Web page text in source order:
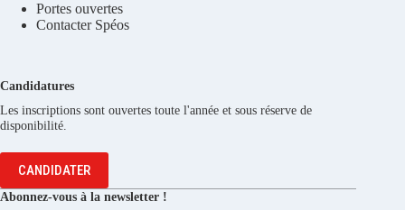
Portes ouvertes
Contacter Spéos
Candidatures
Les inscriptions sont ouvertes toute l'année et sous réserve de
disponibilité.
CANDIDATER
Abonnez-vous à la newsletter !